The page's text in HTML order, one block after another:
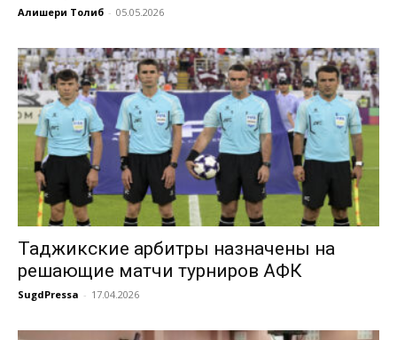
Алишери Толиб - 05.05.2026
Таджикские арбитры назначены на
решающие матчи турниров АФК
SugdPressa - 17.04.2026